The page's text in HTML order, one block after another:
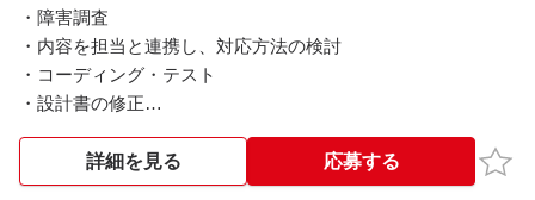
・障害調査
・内容を担当と連携し、対応方法の検討
・コーディング・テスト
・設計書の修正
※長期となった場合には、要望対応の作業にスライドする想定
です。
詳細を見る 応募する お気